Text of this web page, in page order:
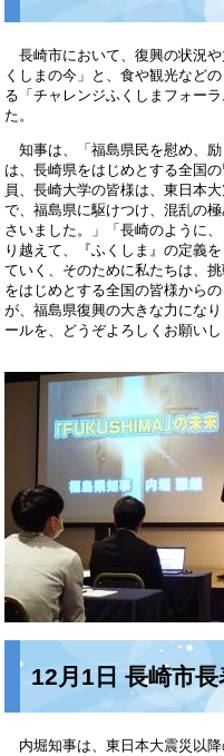
長崎市において、復興の状況
くしまの今」と、食や観光など
る「チャレンジふくしまフォー
た。
知事は、「福島県民を慰め、
は、長崎県をはじめとする全国
員、長崎大学の皆様は、東日本
で、福島県に駆けつけ、混乱の
さいました。」「長崎のように
り越えて、『ふくしま』の定義
ていく、そのために私たちは、
をはじめとする全国の皆様から
が、福島県復興の大きな力にな
ールを、どうぞよろしくお願いし
12月1日 長崎市長
内堀知事は、東日本大震災以